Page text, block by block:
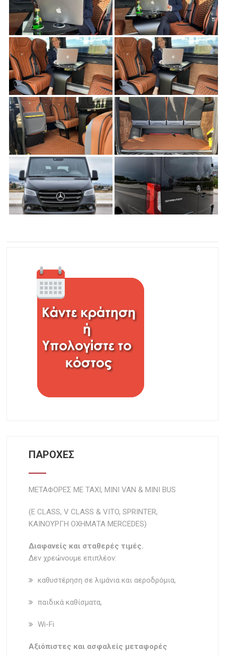
ΠΑΡΟΧΕΣ
ΜΕΤΑΦΟΡΕΣ ΜΕ TAXI, MIΝI VAN & MINI BUS
(E CLASS, V CLASS & VITO, SPRINTER,
ΚΑΙΝΟΥΡΓΗ ΟΧΗΜΑΤΑ MERCEDES)
Διαφανείς και σταθερές τιμές.
Δεν χρεώνουμε επιπλέον:
καθυστέρηση σε λιμάνια και αεροδρόμια,
παιδικά καθίσματα,
Wi-Fi
Aξιόπιστες και ασφαλείς μεταφορές